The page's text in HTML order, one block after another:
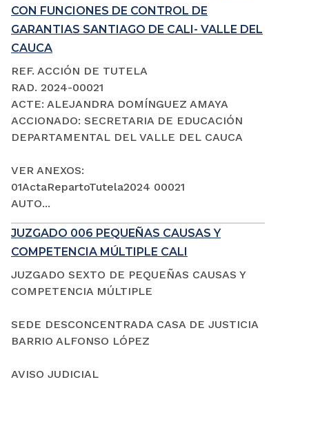
CON FUNCIONES DE CONTROL DE
GARANTIAS SANTIAGO DE CALI- VALLE DEL
CAUCA
REF. ACCIÓN DE TUTELA
RAD. 2024-00021
ACTE: ALEJANDRA DOMÍNGUEZ AMAYA
ACCIONADO: SECRETARIA DE EDUCACIÓN
DEPARTAMENTAL DEL VALLE DEL CAUCA
VER ANEXOS:
01ActaRepartoTutela2024 00021
AUTO...
JUZGADO 006 PEQUEÑAS CAUSAS Y
COMPETENCIA MÚLTIPLE CALI
JUZGADO SEXTO DE PEQUEÑAS CAUSAS Y
COMPETENCIA MÚLTIPLE
SEDE DESCONCENTRADA CASA DE JUSTICIA
BARRIO ALFONSO LÓPEZ
AVISO JUDICIAL